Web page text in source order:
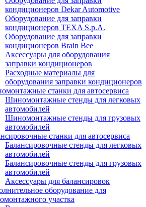
кондиционеров Dekar Automotive
Оборудование для заправки
кондиционеров TEXA S.p.A.
Оборудование для заправки
кондиционеров Brain Bee
Аксессуары для оборудования
заправки кондиционеров
Расходные материалы для
оборудования заправки кондиционеров
станки для автосервиса
Шиномонтажные стенды для легковых
автомобилей
Шиномонтажные стенды для грузовых
автомобилей
станки для автосервиса
Балансировочные стенды для легковых
автомобилей
Балансировочные стенды для грузовых
автомобилей
Аксессуары для балансировок
оборудование для
участка